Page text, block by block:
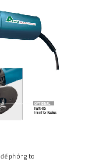
phóng to